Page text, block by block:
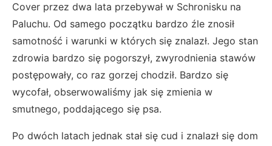
Cover przez dwa lata przebywał w Schronisku na
Paluchu. Od samego początku bardzo źle znosił
samotność i warunki w których się znalazł. Jego stan
zdrowia bardzo się pogorszył, zwyrodnienia stawów
postępowały, co raz gorzej chodził. Bardzo się
wycofał, obserwowaliśmy jak się zmienia w
smutnego, poddającego się psa.
Po dwóch latach jednak stał się cud i znalazł się dom